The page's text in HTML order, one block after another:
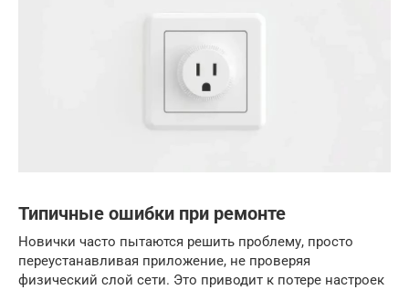
Типичные ошибки при ремонте
Новички часто пытаются решить проблему, просто
переустанавливая приложение, не проверяя
физический слой сети. Это приводит к потере настроек